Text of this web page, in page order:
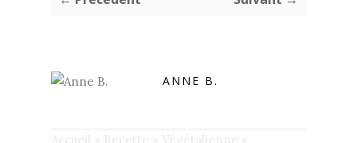
ANNE B.